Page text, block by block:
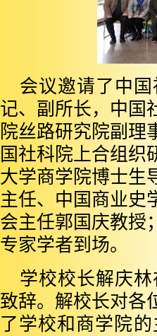
会议邀请了中
记、副所长，中国
院丝路研究院副理
国社科院上合组织
大学商学院博士生
主任、中国商业史
会主任郭国庆教授
专家学者到场。
学校校长解庆
致辞。解校长对各
了学校和商学院